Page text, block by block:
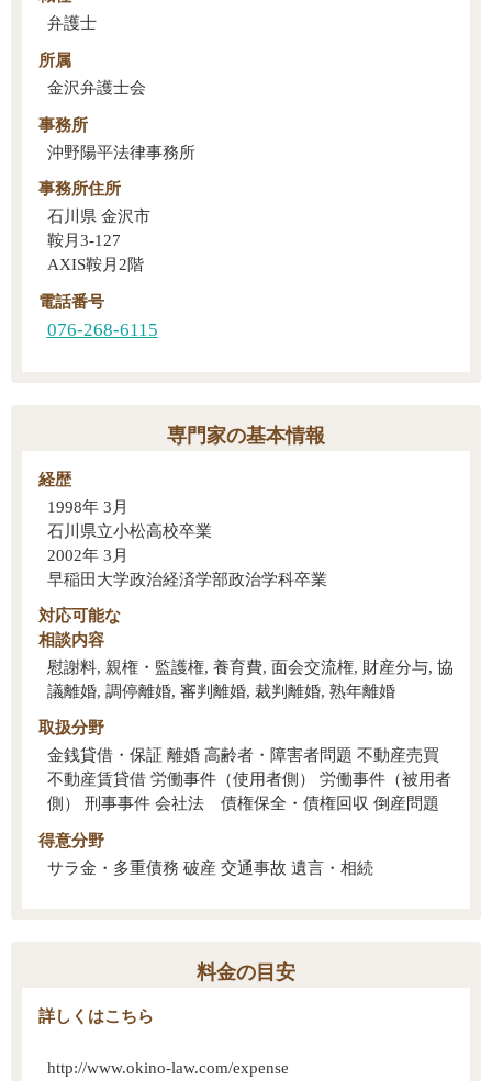
弁護士
所属
金沢弁護士会
事務所
沖野陽平法律事務所
事務所住所
石川県 金沢市
鞍月3-127
AXIS鞍月2階
電話番号
076-268-6115
専門家の基本情報
経歴
1998年 3月
石川県立小松高校卒業
2002年 3月
早稲田大学政治経済学部政治学科卒業
対応可能な
相談内容
慰謝料, 親権・監護権, 養育費, 面会交流権, 財産分与, 協
議離婚, 調停離婚, 審判離婚, 裁判離婚, 熟年離婚
取扱分野
金銭貸借・保証 離婚 高齢者・障害者問題 不動産売買
不動産賃貸借 労働事件（使用者側） 労働事件（被用者
側） 刑事事件 会社法 債権保全・債権回収 倒産問題
得意分野
サラ金・多重債務 破産 交通事故 遺言・相続
料金の目安
詳しくはこちら
http://www.okino-law.com/expense